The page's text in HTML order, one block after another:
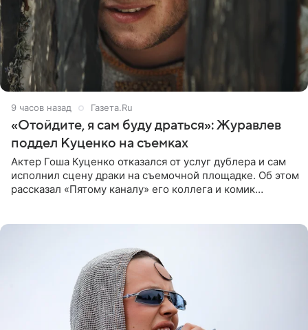
9 часов назад Газета.Ru
«Отойдите, я сам буду драться»: Журавлев
поддел Куценко на съемках
Актер Гоша Куценко отказался от услуг дублера и сам
исполнил сцену драки на съемочной площадке. Об этом
рассказал «Пятому каналу» его коллега и комик